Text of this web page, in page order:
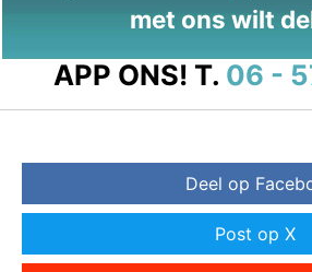
met ons wilt
APP ONS! T. 06 -
Deel op
Post op X